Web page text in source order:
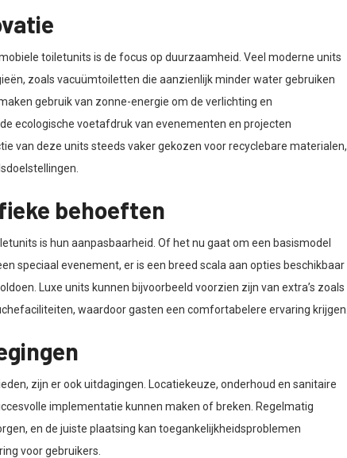
toiletunits is de focus op duurzaamheid. Veel moderne units
zoals vacuümtoiletten die aanzienlijk minder water gebruiken
gebruik van zonne-energie om de verlichting en
ecologische voetafdruk van evenementen en projecten
van deze units steeds vaker gekozen voor recyclebare materialen,
behoeften
is hun aanpasbaarheid. Of het nu gaat om een basismodel
speciaal evenement, er is een breed scala aan opties beschikbaar
Luxe units kunnen bijvoorbeeld voorzien zijn van extra’s zoals
waardoor gasten een comfortabelere ervaring krijgen.
zijn er ook uitdagingen. Locatiekeuze, onderhoud en sanitaire
implementatie kunnen maken of breken. Regelmatig
en de juiste plaatsing kan toegankelijkheidsproblemen
voor gebruikers.